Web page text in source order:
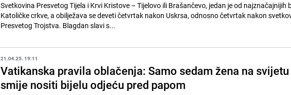
Svetkovina Presvetog Tijela i Krvi Kristove – Tijelovo ili Brašančevo, jedan je od najznačajnijih
Katoličke crkve, a obilježava se deveti četvrtak nakon Uskrsa, odnosno četvrtak nakon
Presvetog Trojstva. Blagdan slavi s...
21.04.25. 19:11
Vatikanska pravila oblačenja: Samo sedam žena na svijetu
smije nositi bijelu odjeću pred papom